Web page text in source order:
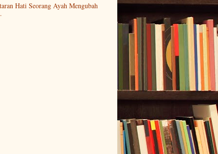
Hati Seorang Ayah Mengubah